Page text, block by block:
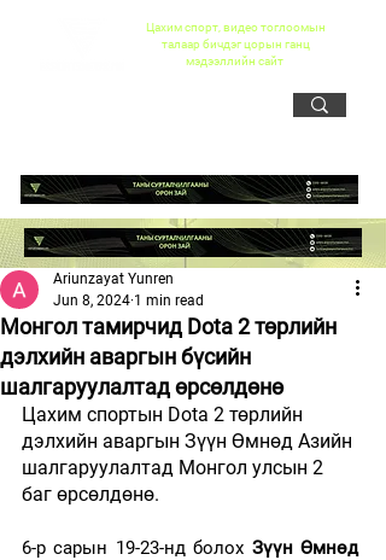
Цахим спорт, видео тоглоомын
талаар бичдэг цорын ганц
мэдээллийн сайт
Монгол тамирчид Dota 2 төрлийн
дэлхийн аваргын бүсийн
шалгаруулалтад өрсөлдөнө
Ariunzayat Yunren
Jun 8, 2024 1 min read
Цахим спортын Dota 2 төрлийн
дэлхийн аваргын Зүүн Өмнөд Азийн
шалгаруулалтад Монгол улсын 2
баг өрсөлдөнө.
6-р сарын 19-23-нд болох Зүүн Өмнөд